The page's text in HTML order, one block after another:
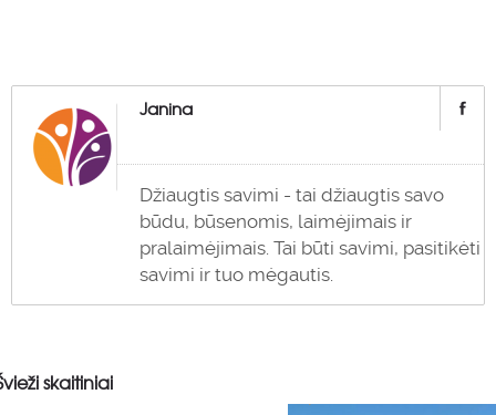
Janina
Džiaugtis savimi - tai džiaugtis savo
būdu, būsenomis, laimėjimais ir
pralaimėjimais. Tai būti savimi, pasitikėti
savimi ir tuo mėgautis.
skaitiniai
0 0